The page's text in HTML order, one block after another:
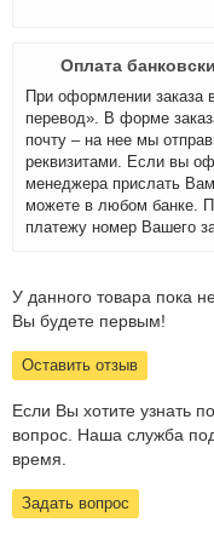
Оплата
При оформлении заказа
перевод». В форме
почту – на нее мы
реквизитами. Если вы
менеджера прислать
можете в любом банке.
платежу номер Вашего
У данного товара пока
Вы будете первым!
Оставить отзыв
Если Вы хотите узнать
вопрос. Наша служба
время.
Задать вопрос